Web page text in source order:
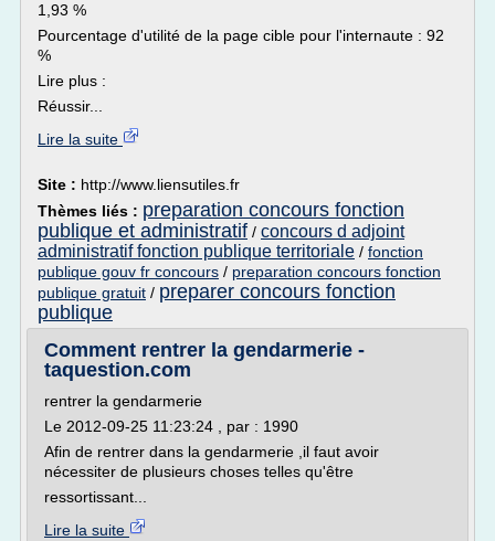
1,93 %
Pourcentage d'utilité de la page cible pour l'internaute : 92
%
Lire plus :
Réussir...
Lire la suite
Site : http://www.liensutiles.fr
Thèmes liés : preparation concours fonction
publique et administratif / concours d adjoint
administratif fonction publique territoriale / fonction
publique gouv fr concours / preparation concours fonction
publique gratuit / preparer concours fonction
publique
Comment rentrer la gendarmerie -
taquestion.com
rentrer la gendarmerie
Le 2012-09-25 11:23:24 , par : 1990
Afin de rentrer dans la gendarmerie ,il faut avoir
nécessiter de plusieurs choses telles qu'être
ressortissant...
Lire la suite